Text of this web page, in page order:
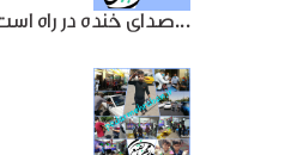
صدای خنده در راه است...